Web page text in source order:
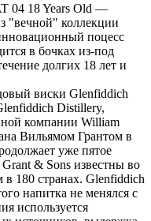
04 18 Years Old —
"вечной" коллекции
поцесс
в бочках из-под
долгих 18 лет и
виски Glenfiddich
Distillery,
компании William
Вильямом Грантом в
уже пятое
& Sons известны во
180 странах. Glenfiddich
напитка не менялся с
используется